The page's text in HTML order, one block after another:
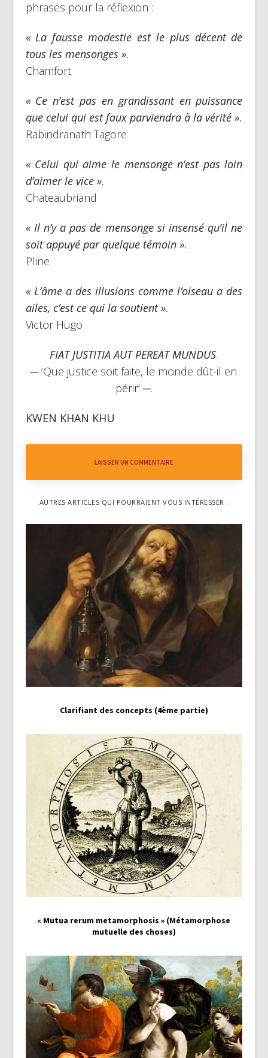
phrases pour la réflexion :
« La fausse modestie est le plus décent de
tous les mensonges ».
Chamfort
« Ce n’est pas en grandissant en puissance
que celui qui est faux parviendra à la vérité ».
Rabindranath Tagore
« Celui qui aime le mensonge n’est pas loin
d’aimer le vice ».
Chateaubriand
« Il n’y a pas de mensonge si insensé qu’il ne
soit appuyé par quelque témoin ».
Pline
« L’âme a des illusions comme l’oiseau a des
ailes, c’est ce qui la soutient ».
Victor Hugo
FIAT JUSTITIA AUT PEREAT MUNDUS.
─ ‘Que justice soit faite, le monde dût-il en
périr’ ─.
KWEN KHAN KHU
LAISSER UN COMMENTAIRE
AUTRES ARTICLES QUI POURRAIENT VOUS INTÉRESSER :
Clarifiant des concepts (4ème partie)
« Mutua rerum metamorphosis » (Métamorphose
mutuelle des choses)